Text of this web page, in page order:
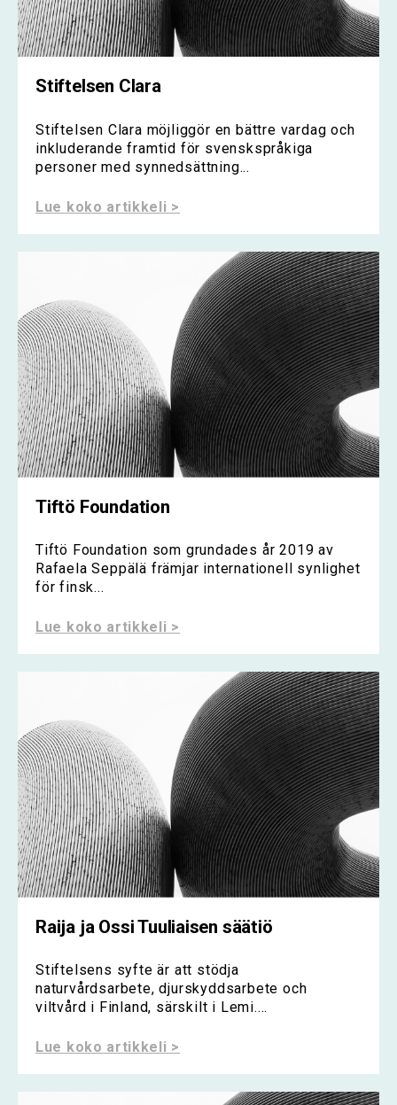
Stiftelsen Clara
Stiftelsen Clara möjliggör en bättre vardag och
inkluderande framtid för svenskspråkiga
personer med synnedsättning...
Lue koko artikkeli >
Tiftö Foundation
Tiftö Foundation som grundades år 2019 av
Rafaela Seppälä främjar internationell synlighet
för finsk...
Lue koko artikkeli >
Raija ja Ossi Tuuliaisen säätiö
Stiftelsens syfte är att stödja
naturvårdsarbete, djurskyddsarbete och
viltvård i Finland, särskilt i Lemi....
Lue koko artikkeli >